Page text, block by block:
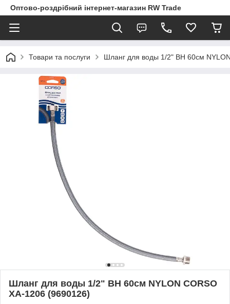
Оптово-роздрібний інтернет-магазин RW Trade
Товари та послуги Шланг для воды 1/2" ВН 60см
Шланг для воды 1/2" ВН 60см NYLON CORSO
XA-1206 (9690126)